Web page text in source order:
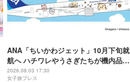
ANA「ちいかわジェット」10月下旬就
航へ ハチワレやうさぎたちが機内品に
＆制服姿の限定グッズも
2026.08.03 17:30
女子旅プレス